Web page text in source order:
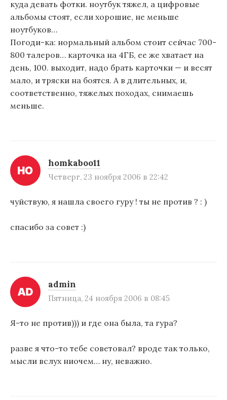
куда девать фотки. ноутбук тяжел, а цифровые
альбомы стоят, если хорошие, не меньше
ноутбуков…
Погоди-ка: нормальный альбом стоит сейчас 700-
800 талеров… карточка на 4ГБ, ее же хватает на
день, 100. выходит, надо брать карточки — и весят
мало, и тряски на боятся. А в длительных, и,
соответственно, тяжелых походах, снимаешь
меньше.
homkaboo11
Четверг, 23 ноября 2006 в 22:42
чуйствую, я нашла своего гуру ! ты не против ? : )
спасибо за совет :)
admin
Пятница, 24 ноября 2006 в 08:45
Я-то не против))) и где она была, та гура?
разве я что-то тебе советовал? вроде так только,
мысли вслух ниочем… ну, неважно.